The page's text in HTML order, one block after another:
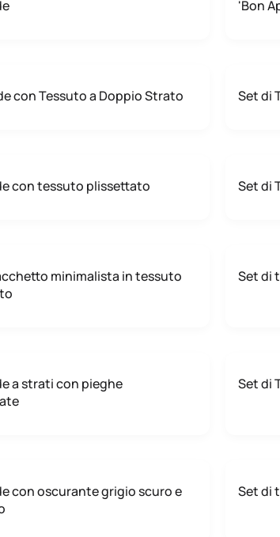
'Bon
con Tessuto a Doppio Strato Set di
con tessuto plissettato Set di
minimalista in tessuto
Set di
a strati con pieghe
Set di
con oscurante grigio scuro e
Set di